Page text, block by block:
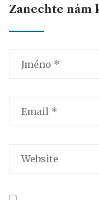
Zanechte nám